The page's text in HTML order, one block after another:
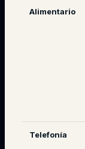
Alimentario
Telefonía